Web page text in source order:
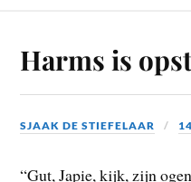
Harms is
SJAAK DE STIEFELAAR
“Gut, Japie, kijk, zijn